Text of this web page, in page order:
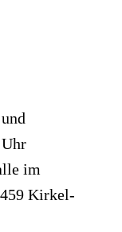
im
Kirkel-